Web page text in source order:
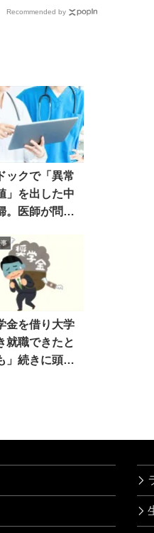
Recommended by
ックで「異常
」を出した中
。医師が問い
金を借り大学
就職できたと
」続きに頭を